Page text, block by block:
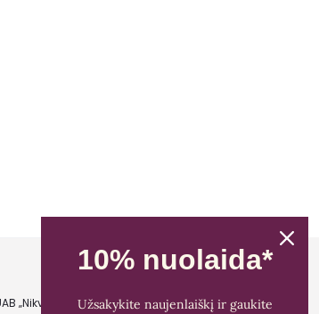
„Nikvera”
10% nuolaida*
Užsakykite naujenlaiškį ir gaukite